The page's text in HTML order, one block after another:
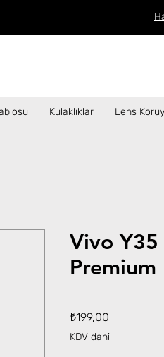
kargo!  ✦
Kulaklıklar Lens
Vivo
₺199,00
KDV dahil